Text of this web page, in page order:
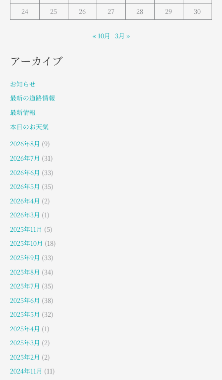
24
25 26 27 28 29 30
« 10月 3月 »
アーカイブ
お知らせ
最新の道路情報
最新情報
本日のお天気
2026年8月 (9)
2026年7月 (31)
2026年6月 (33)
2026年5月 (35)
2026年4月 (2)
2026年3月 (1)
2025年11月 (5)
2025年10月 (18)
2025年9月 (33)
2025年8月 (34)
2025年7月 (35)
2025年6月 (38)
2025年5月 (32)
2025年4月 (1)
2025年3月 (2)
2025年2月 (2)
2024年11月 (11)